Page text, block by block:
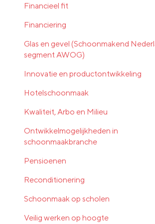
Financieel fit
Financiering
Glas en gevel (Schoonmakend
segment AWOG)
Innovatie en productontwikkeling
Hotelschoonmaak
Kwaliteit, Arbo en Milieu
Ontwikkelmogelijkheden in
schoonmaakbranche
Pensioenen
Reconditionering
Schoonmaak op scholen
Veilig werken op hoogte